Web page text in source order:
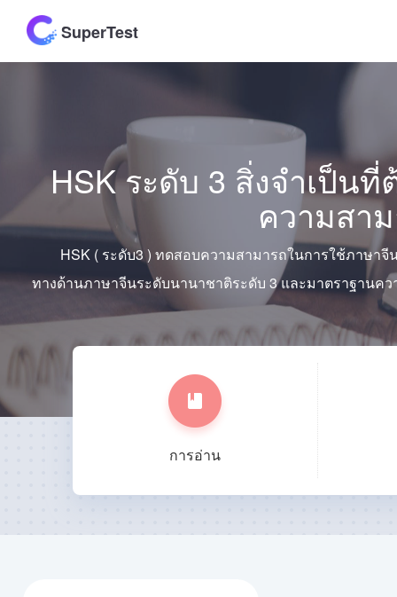
SuperTest
HSK ระดับ 3 สิ่งจำเป็น
ความสา
HSK ( ระดับ3 ) ทดสอบความสามารถในการใช้ภาษา
ทางด้านภาษาจีนระดับนานาชาติระดับ 3 และมาตราฐานค
การอ่าน